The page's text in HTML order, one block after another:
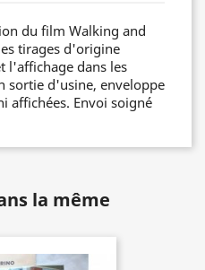
du film Walking and
tirages d'origine
l'affichage dans les
sortie d'usine, enveloppe
affichées. Envoi soigné
la même